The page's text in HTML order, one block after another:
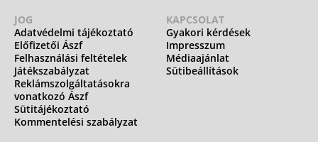
JOG
Adatvédelmi tájékoztató
Előfizetői Ászf
Felhasználási feltételek
Játékszabályzat
Reklámszolgáltatásokra
vonatkozó Ászf
Sütitájékoztató
Kommentelési szabályzat
KAPCSOLAT
Gyakori kérdések
Impresszum
Médiaajánlat
Sütibeállítások